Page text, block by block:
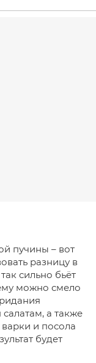
пучины – вот
разницу в
сильно бьёт
можно смело
а также
и посола
будет